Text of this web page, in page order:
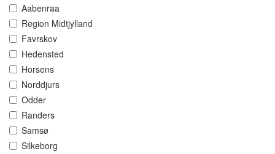
Aabenraa
Region Midtjylland
Favrskov
Hedensted
Horsens
Norddjurs
Odder
Randers
Samsø
Silkeborg